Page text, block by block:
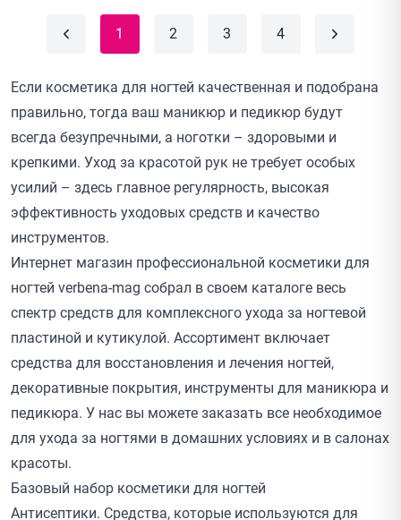
1 2 3 4
Если косметика для ногтей качественная и подобрана
правильно, тогда ваш маникюр и педикюр будут
всегда безупречными, а ноготки – здоровыми и
крепкими. Уход за красотой рук не требует особых
усилий – здесь главное регулярность, высокая
эффективность уходовых средств и качество
инструментов.
Интернет магазин профессиональной косметики для
ногтей verbena-mag собрал в своем каталоге весь
спектр средств для комплексного ухода за ногтевой
пластиной и кутикулой. Ассортимент включает
средства для восстановления и лечения ногтей,
декоративные покрытия, инструменты для маникюра и
педикюра. У нас вы можете заказать все необходимое
для ухода за ногтями в домашних условиях и в салонах
красоты.
Базовый набор косметики для ногтей
Антисептики. Средства, которые используются для